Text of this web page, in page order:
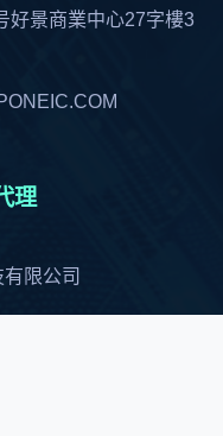
好景商業中心27字樓3
理
限公司